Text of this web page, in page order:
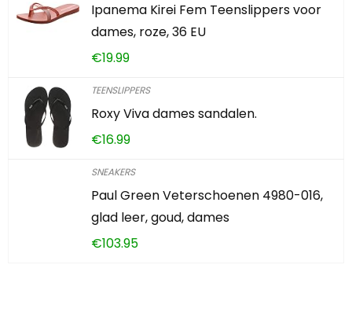
Ipanema Kirei Fem Teenslippers voor
dames, roze, 36 EU
€19.99
TEENSLIPPERS
Roxy Viva dames sandalen.
€16.99
SNEAKERS
Paul Green Veterschoenen 4980-016,
glad leer, goud, dames
€103.95